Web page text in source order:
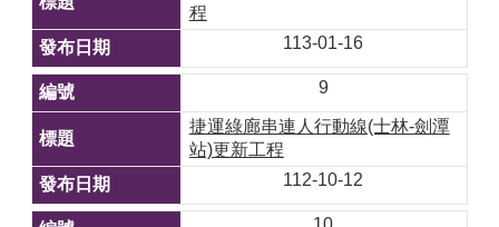
程
113-01-16
9
捷運綠廊串連人行動線(士林-劍潭
站)更新工程
112-10-12